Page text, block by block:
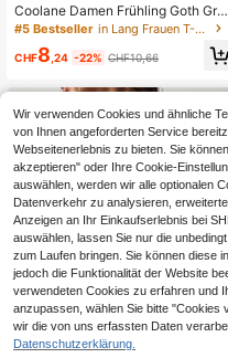
Coolane Damen Frühling Goth Grun
ge Y2K Cupido Grafiken Bequemes
asymmetrisches Ausschnitt Off-Sh
oulder Langarm T-Shirt, X Rafael M
#5 Bestseller in Lang Frauen T-Shirts
CHF8 ,24 -22% CHF10,66
Wir verwenden Cookies und ähnliche
von Ihnen angeforderten Service
Webseitenerlebnis zu bieten. Sie
akzeptieren" oder Ihre Cookie-
auswählen, werden wir alle optionalen
Datenverkehr zu analysieren,
Anzeigen an Ihr Einkaufserlebnis bei
auswählen, lassen Sie nur die
zum Laufen bringen. Sie können diese
jedoch die Funktionalität der Website
verwendeten Cookies zu erfahren und
anzupassen, wählen Sie bitte "Cookies
wir die von uns erfassten Daten
Datenschutzerklärung.